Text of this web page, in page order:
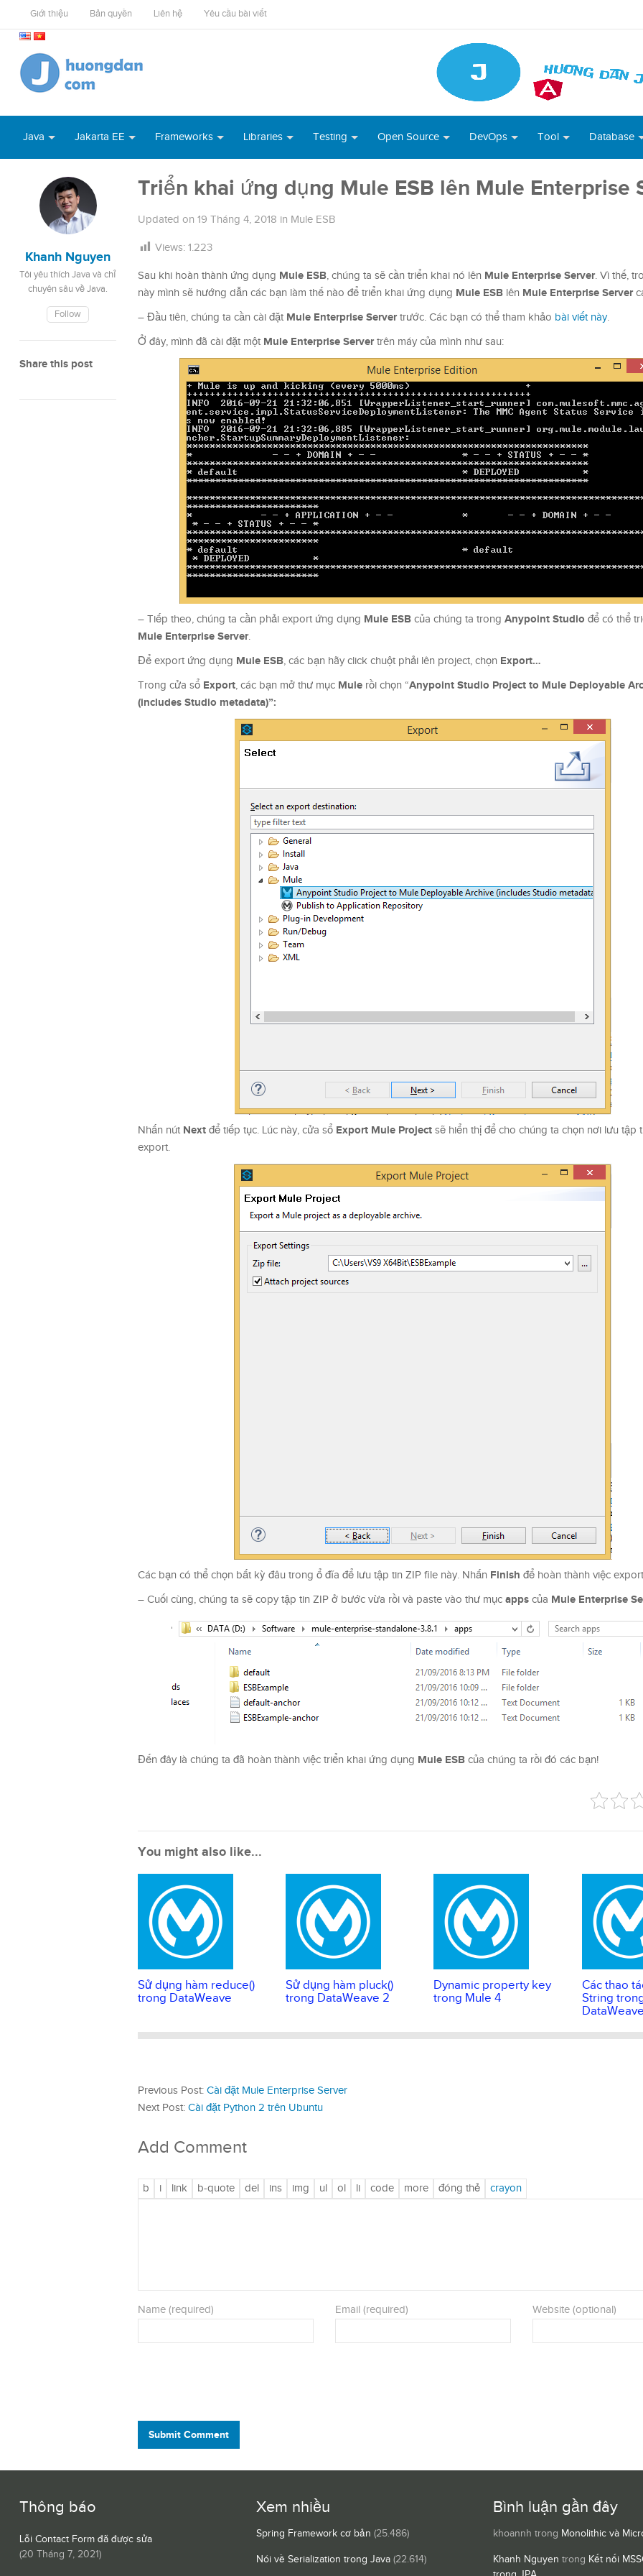
Giới thiệu Bản quyền Liên hệ Yêu cầu bài viết
Java Jakarta EE Frameworks Libraries Testing Open Source DevOps Tool Database
Khanh Nguyen
Tôi yêu thích Java và chỉ
chuyên sâu về Java.
Follow
Share this post
Triển khai ứng dụng Mule ESB lên Mule Enterprise
Updated on 19 Tháng 4, 2018 in Mule ESB
Views: 1.223
Sau khi hoàn thành ứng dụng Mule ESB, chúng ta sẽ cần triển khai nó lên Mule Enterprise Server. Vì thế,
này mình sẽ hướng dẫn các bạn làm thế nào để triển khai ứng dụng Mule ESB lên Mule Enterprise Server
– Đầu tiên, chúng ta cần cài đặt Mule Enterprise Servertrước. Các bạn có thể tham khảo bài viết này.
Ở đây, mình đã cài đặt một Mule Enterprise Servertrên máy của mình như sau:
– Tiếp theo, chúng ta cần phải export ứng dụng Mule ESB của chúng ta trong Anypoint Studio để có thể
Mule Enterprise Server.
Để export ứng dụng Mule ESB, các bạn hãy click chuột phải lên project, chọn Export…
Trong cửa sổ Export, các bạn mở thư mục Mule rồi chọn “Anypoint Studio Project to Mule Deployable
(includes Studio metadata)”:
Nhấn nút Next để tiếp tục. Lúc này, cửa sổ Export Mule Project sẽ hiển thị để cho chúng ta chọn nơi lưu tập
export.
Các bạn có thể chọn bất kỳ đâu trong ổ đĩa để lưu tập tin ZIP file này. Nhấn Finish để hoàn thành việc
– Cuối cùng, chúng ta sẽ copy tập tin ZIP ở bước vừa rồi và paste vào thư mục apps của Mule Enterprise
Đến đây là chúng ta đã hoàn thành việc triển khai ứng dụng Mule ESB của chúng ta rồi đó các bạn!
You might also like...
Sử dụng hàm reduce()
trong DataWeave
Sử dụng hàm pluck()
trong DataWeave 2
Dynamic property key
trong Mule 4
Các thao
String
Previous Post: Cài đặt Mule Enterprise Server
Next Post: Cài đặt Python 2 trên Ubuntu
Add Comment
Name (required) Email (required) Website (optional)
Submit Comment
Thông báo
Lỗi Contact Form đã được sửa
(20 Tháng 7, 2021)
Xem nhiều
Spring Framework cơ bản (25.486)
Nói về Serialization trong Java (22.614)
Bình luận gần đây
khoannh trong Monolithic và
Khanh Nguyen trong Kết nối